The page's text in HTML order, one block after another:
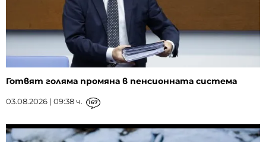
Готвят голяма промяна в пенсионната система
03.08.2026 | 09:38 ч. 167